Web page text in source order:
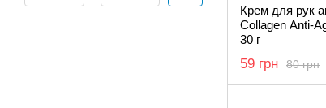
Крем для рук
Collagen Anti-
30 г
80 грн
59 грн